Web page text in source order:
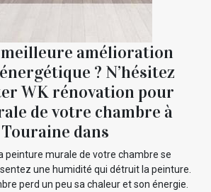
amélioration
? N’hésitez
WK rénovation pour
de votre chambre à
dans
peinture murale de votre chambre se
une humidité qui détruit la peinture.
perd un peu sa chaleur et son énergie.